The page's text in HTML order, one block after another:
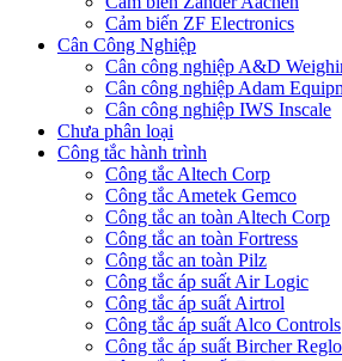
Cảm biến ZF Electronics
Cân Công Nghiệp
Cân công nghiệp A&D
Cân công nghiệp Adam
Cân công nghiệp IWS Inscale
Chưa phân loại
Công tắc hành trình
Công tắc Altech Corp
Công tắc Ametek Gemco
Công tắc an toàn Altech Corp
Công tắc an toàn Fortress
Công tắc an toàn Pilz
Công tắc áp suất Air Logic
Công tắc áp suất Airtrol
Công tắc áp suất Alco Controls
Công tắc áp suất Bircher